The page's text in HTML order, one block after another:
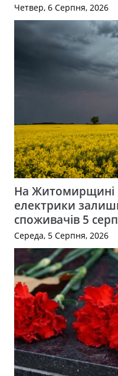
Четвер, 6 Серпня, 2026
На Житомирщині
електрики
споживачів 5
Середа, 5 Серпня, 2026